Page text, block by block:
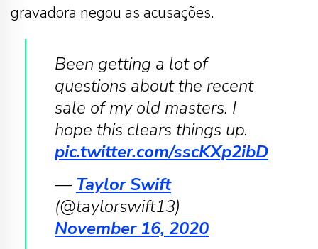
gravadora negou as acusações.
Been getting a lot of
questions about the recent
sale of my old masters. I
hope this clears things up.
pic.twitter.com/sscKXp2ibD
—Taylor Swift
(@taylorswift13)
November 16, 2020